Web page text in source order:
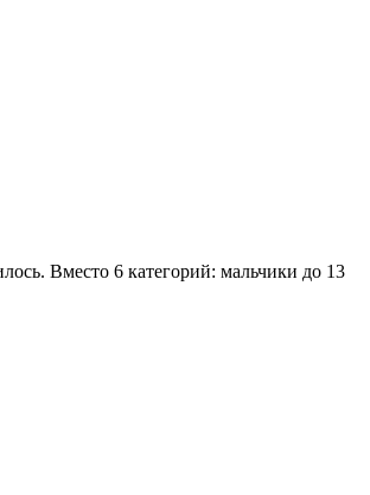
Вместо 6 категорий: мальчики до 13